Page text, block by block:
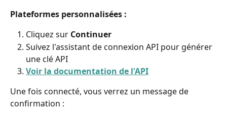
Plateformes personnalisées :
Cliquez sur Continuer
Suivez l'assistant de connexion API pour générer
une clé API
Voir la documentation de l'API
Une fois connecté, vous verrez un message de
confirmation :